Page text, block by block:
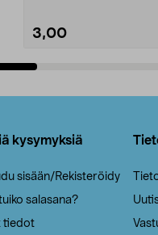
3,00
kysymyksiä
sisään/Rekisteröidy
salasana?
tiedot